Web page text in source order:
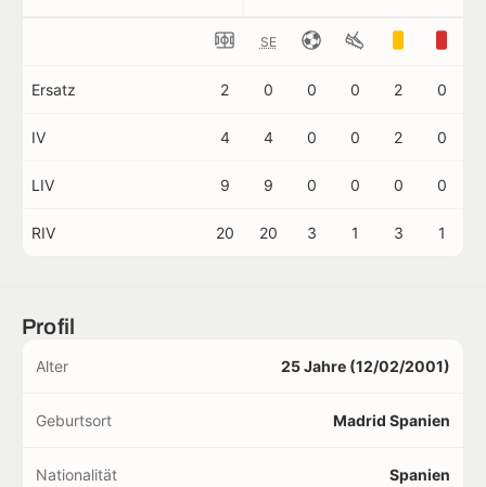
SE
Ersatz 2 0 0 0 2 0
IV 4 4 0 0 2 0
LIV 9 9 0 0 0 0
RIV 20 20 3 1 3 1
Profil
Alter 25 Jahre (12/02/2001)
Geburtsort Madrid Spanien
Nationalität Spanien